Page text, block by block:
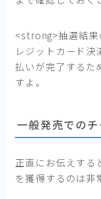
<strong>抽選結果
レジットカード
払いが完了するた
すよ。
一般発売での
正直にお伝えする
を獲得するのは非